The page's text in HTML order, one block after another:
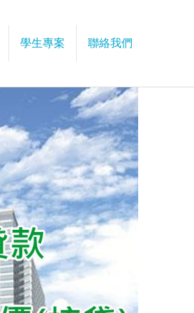
學生專案 聯絡我們